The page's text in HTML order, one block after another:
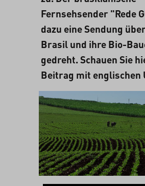
Fernsehsender "Rede
dazu eine Sendung
Brasil und ihre Bio-
gedreht. Schauen Sie
Beitrag mit englischen